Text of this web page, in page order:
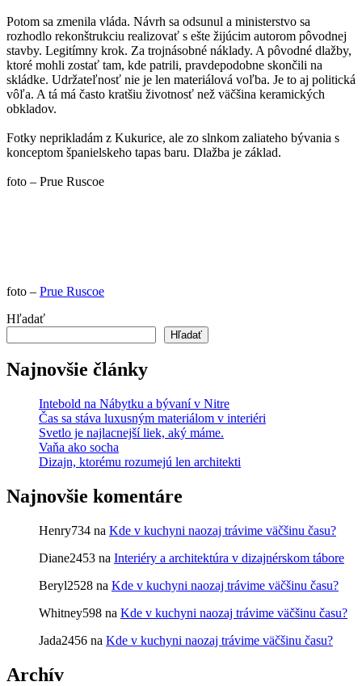
Potom sa zmenila vláda. Návrh sa odsunul a ministerstvo sa
rozhodlo rekonštrukciu realizovať s ešte žijúcim autorom pôvodnej
stavby. Legitímny krok. Za trojnásobné náklady. A pôvodné dlažby,
ktoré mohli zostať tam, kde patrili, pravdepodobne skončili na
skládke. Udržateľnosť nie je len materiálová voľba. Je to aj politická
vôľa. A tá má často kratšiu životnosť než väčšina keramických
obkladov.
Fotky neprikladám z Kukurice, ale zo slnkom zaliateho bývania s
konceptom španielskeho tapas baru. Dlažba je základ.
foto – Prue Ruscoe
foto – Prue Ruscoe
Hľadať
Hľadať
Najnovšie články
Intebold na Nábytku a bývaní v Nitre
Čas sa stáva luxusným materiálom v interiéri
Svetlo je najlacnejší liek, aký máme.
Vaňa ako socha
Dizajn, ktorému rozumejú len architekti
Najnovšie komentáre
Henry734 na Kde v kuchyni naozaj trávime väčšinu času?
Diane2453 na Interiéry a architektúra v dizajnérskom tábore
Beryl2528 na Kde v kuchyni naozaj trávime väčšinu času?
Whitney598 na Kde v kuchyni naozaj trávime väčšinu času?
Jada2456 na Kde v kuchyni naozaj trávime väčšinu času?
Archív